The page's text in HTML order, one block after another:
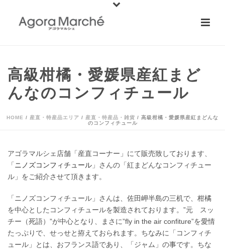
高級柑橘・愛媛県産紅まど
んなのコンフィチュール
HOME / 産直・特産品エリア / 産直・特産品・雑貨 / 高級柑橘・愛媛県産紅まどんな
のコンフィチュール
アゴラマルシェ店舗「産直コーナー」にて販売致しております、
「 ニノズコンフィチュール 」さんの「紅まどんなコンフィチュー
ル」をご紹介させて頂きます。
「ニノズコンフィチュール」さんは、佐田岬半島の三机で、柑橘
を中心としたコンフィチュールを製造されております。”元 スッ
チー（死語）”が中心となり、まさに”fly in the air confiture”を愛情
たっぷりで、せっせと拵えておられます。ちなみに「コンフィチ
ュール」とは、おフランス語であり、「ジャム」の事です。ちな